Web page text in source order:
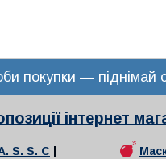
покупки — піднімай
інтернет
S. S. C